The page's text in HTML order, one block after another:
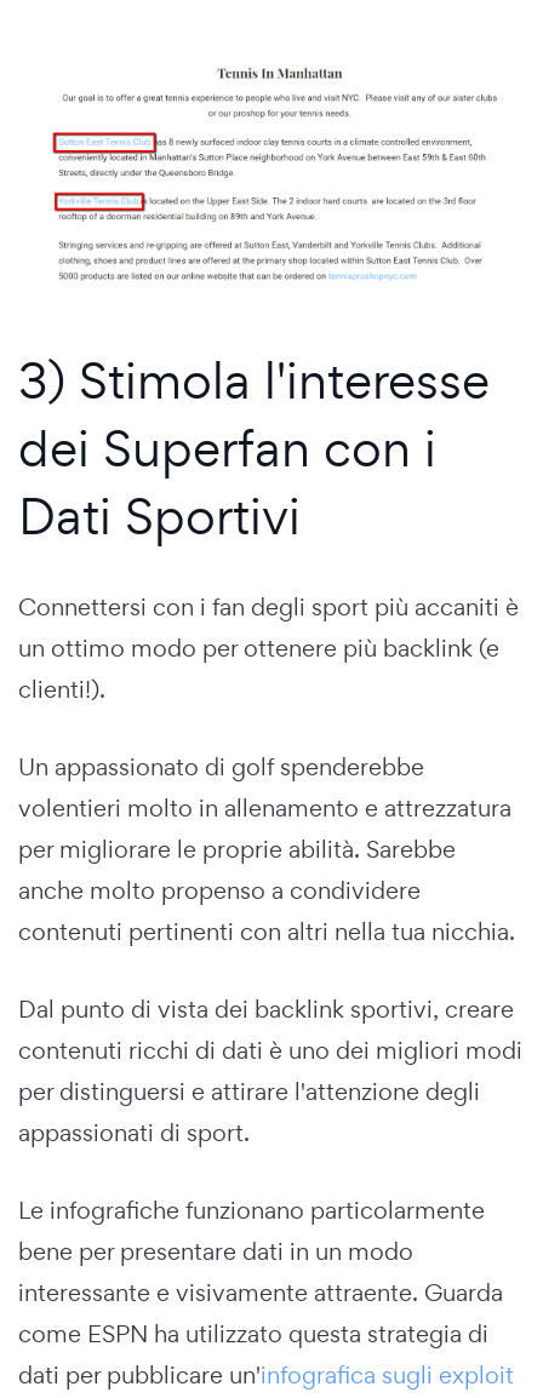
3) Stimola l'interesse
dei Superfan con i
Dati Sportivi
Connettersi con i fan degli sport più accaniti è
un ottimo modo per ottenere più backlink (e
clienti!).
Un appassionato di golf spenderebbe
volentieri molto in allenamento e attrezzatura
per migliorare le proprie abilità. Sarebbe
anche molto propenso a condividere
contenuti pertinenti con altri nella tua nicchia.
Dal punto di vista dei backlink sportivi, creare
contenuti ricchi di dati è uno dei migliori modi
per distinguersi e attirare l'attenzione degli
appassionati di sport.
Le infografiche funzionano particolarmente
bene per presentare dati in un modo
interessante e visivamente attraente. Guarda
come ESPN ha utilizzato questa strategia di
dati per pubblicare un'infografica sugli exploit